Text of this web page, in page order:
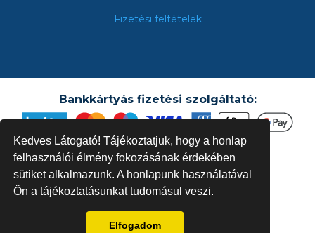
Kedves Látogató! Tájékoztatjuk, hogy a honlap
felhasználói élmény fokozásának érdekében
sütiket alkalmazunk. A honlapunk használatával
Ön a tájékoztatásunkat tudomásul veszi.
Elfogadom
Fizetési feltételek
Bankkártyás fizetési szolgáltató: